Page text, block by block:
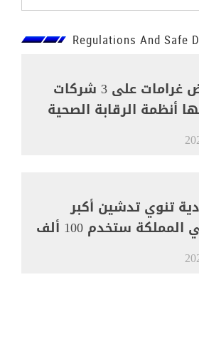
Regulations And Safe
السعودية: فرض غرامات على 3 شركات
أنظمة الرقابة الصحية
تنوي تدشين أكبر
محطة وقود في المملكة ستخدم 100 ألف